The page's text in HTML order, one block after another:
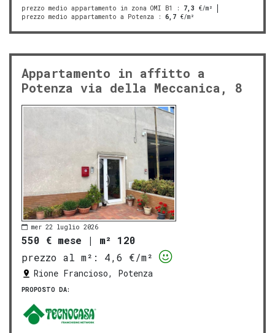
prezzo medio appartamento in zona OMI B1 : 7,3 €/m²
prezzo medio appartamento a Potenza : 6,7 €/m²
Appartamento in affitto a
Potenza via della Meccanica, 8
mer 22 luglio 2026
550 € mese | m² 120
prezzo al m²:
4,6 €/m²
Rione Francioso, Potenza
PROPOSTO DA: